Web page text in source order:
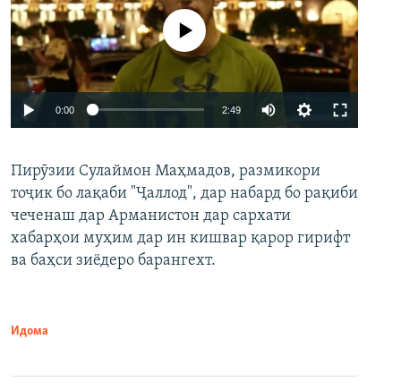
Auto 240p 360p 480p
720p 1080p
Феълан кор намекунад
0:00 2:49
360p
480p
Пирӯзии Сулаймон Маҳмадов, размикори
тоҷик бо лақаби "Ҷаллод", дар набард бо рақиби
чеченаш дар Арманистон дар сархати
хабарҳои муҳим дар ин кишвар қарор гирифт
ва баҳси зиёдеро барангехт.
Идома